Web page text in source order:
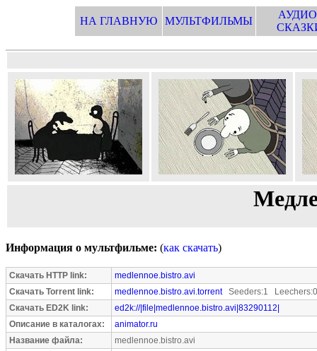
НА ГЛАВНУЮ МУЛЬТФИЛЬМЫ
Информация о мультфильме: (как скачать)
Скачать HTTP link:
medlennoe.bistro.avi
Скачать Torrent link:
medlennoe.bistro.avi.torrentSeeders:1 Leechers:0
Скачать ED2K link:
ed2k://|file|medlennoe.bistro.avi|83290112|
Описание в каталогах:
animator.ru
Название файла:
medlennoe.bistro.avi